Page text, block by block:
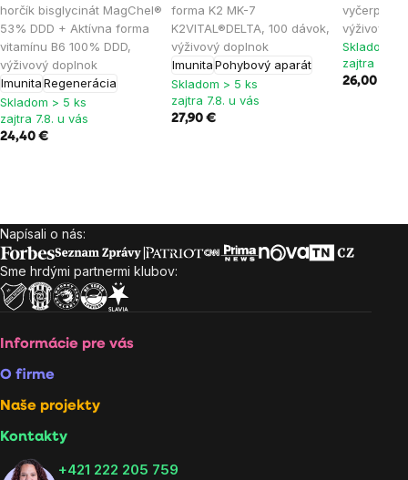
horčík bisglycinát MagChel®
53% DDD + Aktívna forma
vitamínu B6 100% DDD,
výživový doplnok
ImunitaRegenerácia
Skladom > 5 ks
zajtra 7.8. u vás
24,40 €
forma K2 MK-7
K2VITAL®DELTA, 100 dávok,
výživový doplnok
ImunitaPohybový aparát
Skladom > 5 ks
zajtra 7.8. u vás
27,90 €
výživový
Skladom >
zajtra 7.8.
26,00 €
Zápätie
Napísali o nás:
Sme hrdými partnermi klubov:
Informácie pre vás
O firme
Naše projekty
Kontakty
+421 222 205 759